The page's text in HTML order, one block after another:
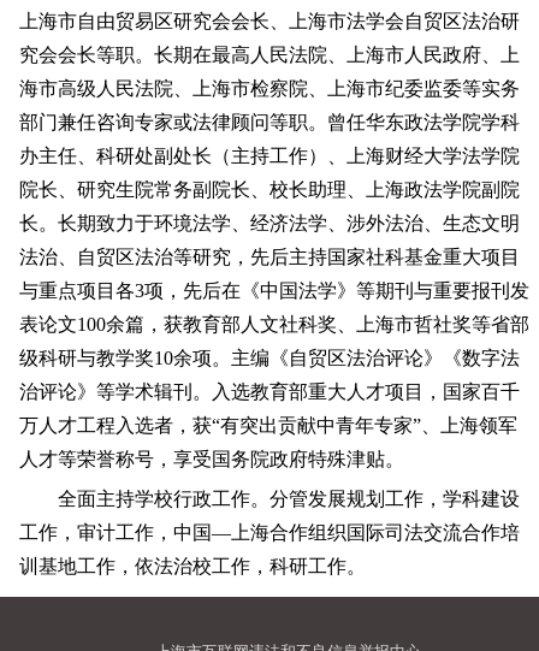
上海市自由贸易区研究会会长、上海市法学会自贸区法治研
究会会长等职。长期在最高人民法院、上海市人民政府、上
海市高级人民法院、上海市检察院、上海市纪委监委等实务
部门兼任咨询专家或法律顾问等职。曾任华东政法学院学科
办主任、科研处副处长（主持工作）、上海财经大学法学院
院长、研究生院常务副院长、校长助理、上海政法学院副院
长。长期致力于环境法学、经济法学、涉外法治、生态文明
法治、自贸区法治等研究，先后主持国家社科基金重大项目
与重点项目各3项，先后在《中国法学》等期刊与重要报刊发
表论文100余篇，获教育部人文社科奖、上海市哲社奖等省部
级科研与教学奖10余项。主编《自贸区法治评论》《数字法
治评论》等学术辑刊。入选教育部重大人才项目，国家百千
万人才工程入选者，获“有突出贡献中青年专家”、上海领军
人才等荣誉称号，享受国务院政府特殊津贴。
全面主持学校行政工作。分管发展规划工作，学科建设
工作，审计工作，中国—上海合作组织国际司法交流合作培
训基地工作，依法治校工作，科研工作。